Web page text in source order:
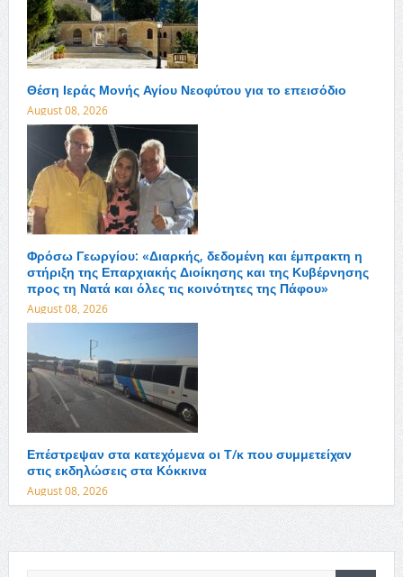
Θέση Ιεράς Μονής Αγίου Νεοφύτου για το επεισόδιο
August 08, 2026
Φρόσω Γεωργίου: «Διαρκής, δεδομένη και έμπρακτη η
στήριξη της Επαρχιακής Διοίκησης και της Κυβέρνησης
προς τη Νατά και όλες τις κοινότητες της Πάφου»
August 08, 2026
Επέστρεψαν στα κατεχόμενα οι Τ/κ που συμμετείχαν
στις εκδηλώσεις στα Κόκκινα
August 08, 2026